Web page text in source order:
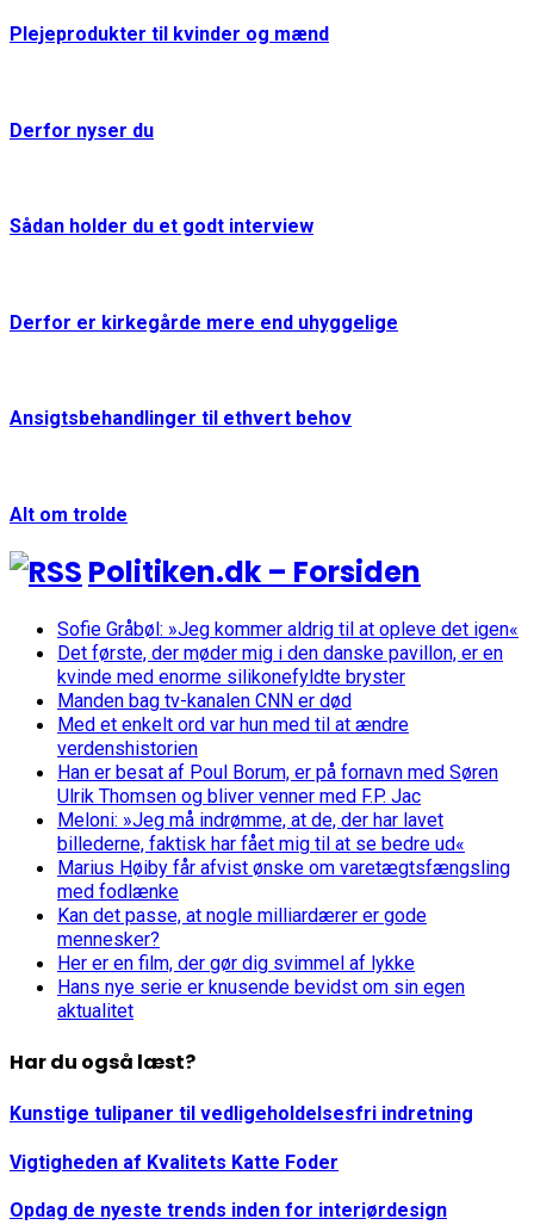
Plejeprodukter til kvinder og mænd
Derfor nyser du
Sådan holder du et godt interview
Derfor er kirkegårde mere end uhyggelige
Ansigtsbehandlinger til ethvert behov
Alt om trolde
Politiken.dk – Forsiden
Sofie Gråbøl: »Jeg kommer aldrig til at opleve det igen«
Det første, der møder mig i den danske pavillon, er en
kvinde med enorme silikonefyldte bryster
Manden bag tv-kanalen CNN er død
Med et enkelt ord var hun med til at ændre
verdenshistorien
Han er besat af Poul Borum, er på fornavn med Søren
Ulrik Thomsen og bliver venner med F.P. Jac
Meloni: »Jeg må indrømme, at de, der har lavet
billederne, faktisk har fået mig til at se bedre ud«
Marius Høiby får afvist ønske om varetægtsfængsling
med fodlænke
Kan det passe, at nogle milliardærer er gode
mennesker?
Her er en film, der gør dig svimmel af lykke
Hans nye serie er knusende bevidst om sin egen
aktualitet
Har du også læst?
Kunstige tulipaner til vedligeholdelsesfri indretning
Vigtigheden af Kvalitets Katte Foder
Opdag de nyeste trends inden for interiørdesign